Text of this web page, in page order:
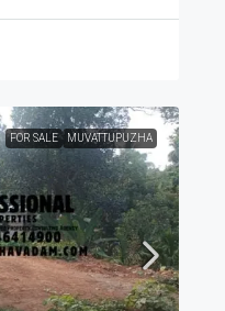
FOR SALE MUVATTUPUZHA